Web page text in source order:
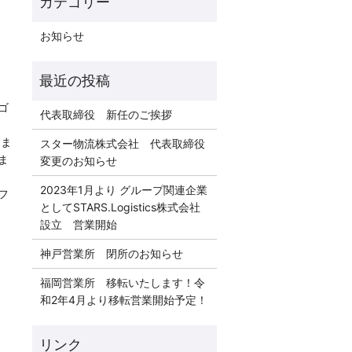
お知らせ
代表取締役 新任のご挨拶
スター物流株式会社 代表取締役
変更のお知らせ
2023年1月より グループ関連企業
としてSTARS.Logistics株式会社
設立 営業開始
神戸営業所 閉所のお知らせ
福岡営業所 移転いたします！令
和2年4月より移転営業開始予定！